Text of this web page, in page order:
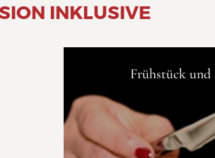
INKLUSIVE
Frühstück und